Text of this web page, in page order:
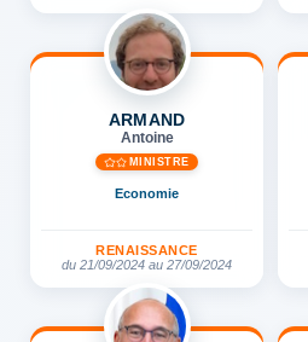
ARMAND
Antoine
MINISTRE
Economie
RENAISSANCE
du 21/09/2024 au 27/09/2024